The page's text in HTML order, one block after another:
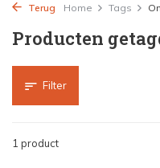
Terug Home Tags
Producten
Filter
1 product